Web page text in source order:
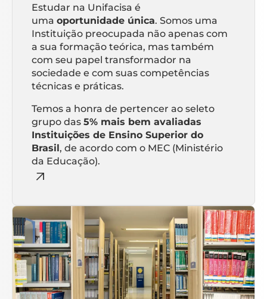
Estudar na Unifacisa é
uma oportunidade única. Somos uma
Instituição preocupada não apenas com
a sua formação teórica, mas também
com seu papel transformador na
sociedade e com suas competências
técnicas e práticas.
Temos a honra de pertencer ao seleto
grupo das 5% mais bem avaliadas
Instituições de Ensino Superior do
Brasil, de acordo com o MEC (Ministério
da Educação).